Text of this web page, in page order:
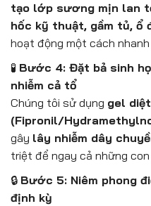
tạo lớp sương mịn lan
hốc kỹ thuật, gầm tủ, ổ
hoạt động một cách nhanh
🧪 Bước 4: Đặt bả sinh
nhiễm cả tổ
Chúng tôi sử dụng gel
(Fipronil/
gây lây nhiễm dây
triệt để ngay cả những
🔒 Bước 5: Niêm phong
định kỳ